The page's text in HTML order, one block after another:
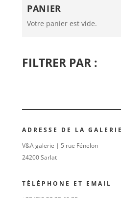
PANIER
Votre panier est vide.
FILTRER PAR :
ADRESSE DE LA GALERIE
V&A galerie | 5 rue Fénelon
24200 Sarlat
TÉLÉPHONE ET EMAIL